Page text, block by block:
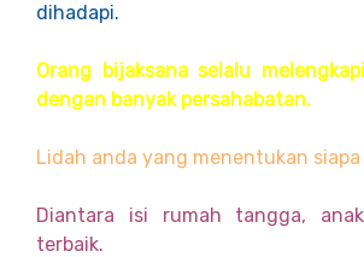
dihadapi.
Orang bijaksana selalu
dengan banyak persahabatan.
Lidah anda yang menentukan siapa
Diantara isi rumah tangga,
terbaik.